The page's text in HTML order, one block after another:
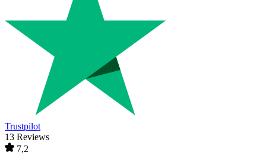
Trustpilot
13 Reviews
7,2